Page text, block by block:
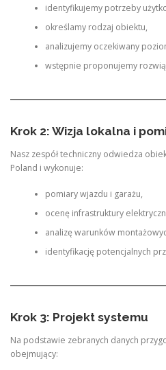
identyfikujemy potrzeby
określamy rodzaj obiektu,
analizujemy oczekiwany
wstępnie proponujemy
Krok 2: Wizja lokalna i
Nasz zespół techniczny odwiedza
Poland i wykonuje:
pomiary wjazdu i garażu,
ocenę infrastruktury
analizę warunków
identyfikację potencjalnych
Krok 3: Projekt systemu
Na podstawie zebranych danych
obejmujący: